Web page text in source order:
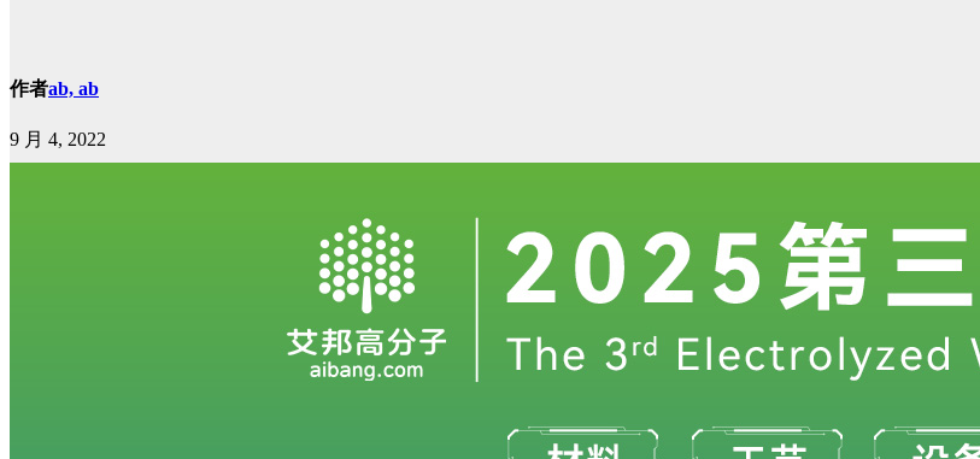
作者ab, ab
9 月 4, 2022